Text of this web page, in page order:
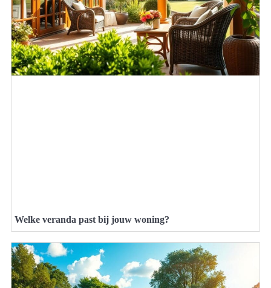
Welke veranda past bij jouw woning?